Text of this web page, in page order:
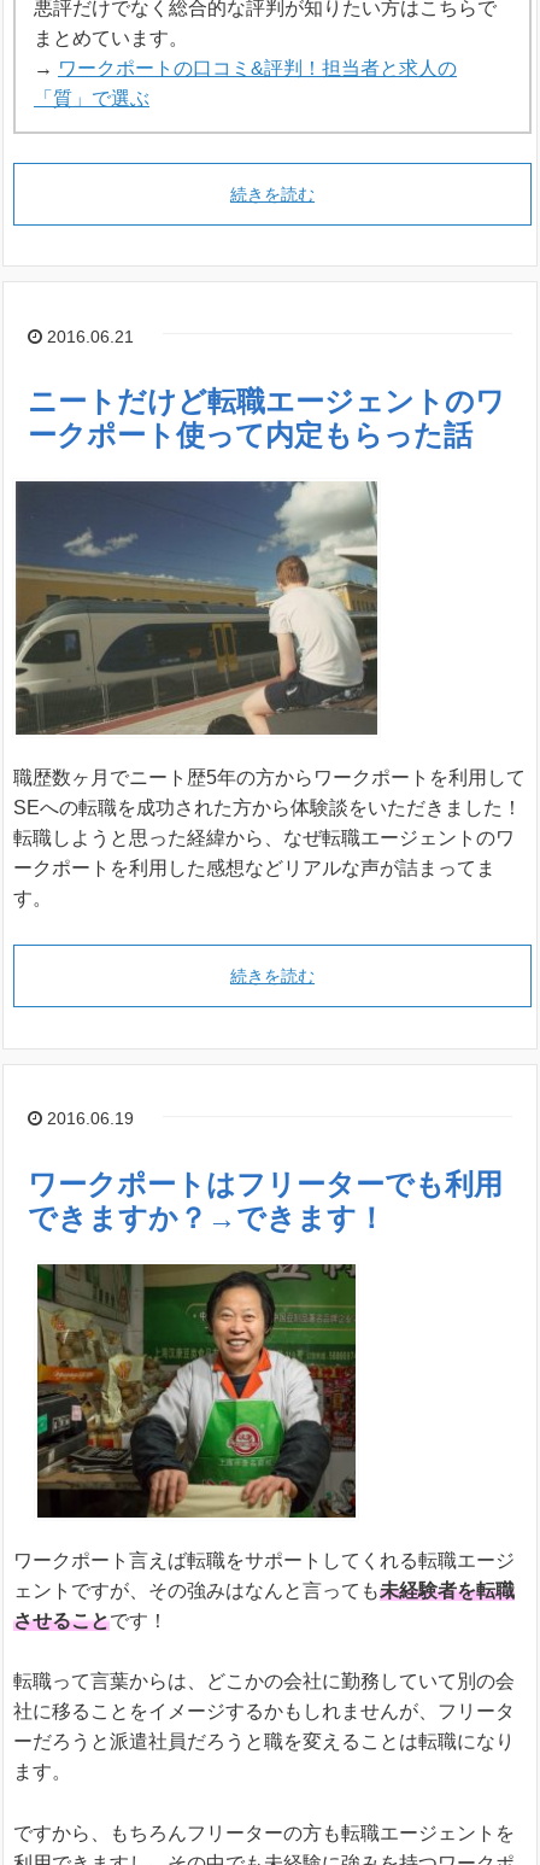
悪評だけでなく総合的な評判が知りたい方はこちらで
まとめています。
→ ワークポートの口コミ&評判！担当者と求人の
「質」で選ぶ
続きを読む
2016.06.21
ニートだけど転職エージェントのワ
ークポート使って内定もらった話
職歴数ヶ月でニート歴5年の方からワークポートを利用して
SEへの転職を成功された方から体験談をいただきました！
転職しようと思った経緯から、なぜ転職エージェントのワ
ークポートを利用した感想などリアルな声が詰まってま
す。
続きを読む
2016.06.19
ワークポートはフリーターでも利用
できますか？→できます！
ワークポート言えば転職をサポートしてくれる転職エージ
ェントですが、その強みはなんと言っても未経験者を転職
させることです！
転職って言葉からは、どこかの会社に勤務していて別の会
社に移ることをイメージするかもしれませんが、フリータ
ーだろうと派遣社員だろうと職を変えることは転職になり
ます。
ですから、もちろんフリーターの方も転職エージェントを